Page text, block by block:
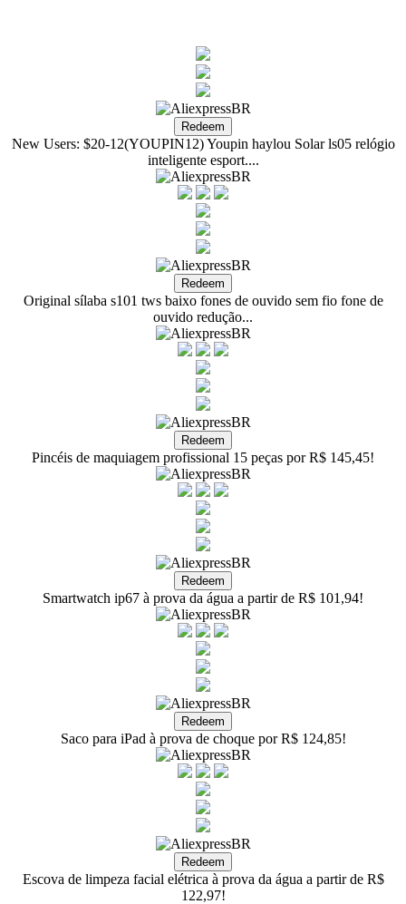
New Users: $20-12(YOUPIN12) Youpin haylou Solar ls05 relógio
inteligente esport....
Original sílaba s101 tws baixo fones de ouvido sem fio fone de
ouvido redução...
Pincéis de maquiagem profissional 15 peças por R$ 145,45!
Smartwatch ip67 à prova da água a partir de R$ 101,94!
Saco para iPad à prova de choque por R$ 124,85!
Escova de limpeza facial elétrica à prova da água a partir de R$
122,97!